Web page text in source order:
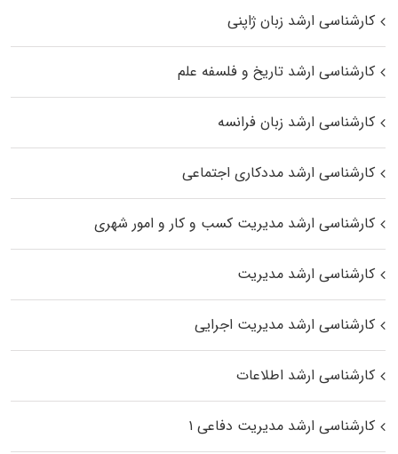
کارشناسی ارشد زبان ژاپنی
کارشناسی ارشد تاریخ و فلسفه علم
کارشناسی ارشد زبان فرانسه
کارشناسی ارشد مددکاری اجتماعی
کارشناسی ارشد مدیریت کسب و کار و امور شهری
کارشناسی ارشد مدیریت
کارشناسی ارشد مدیریت اجرایی
کارشناسی ارشد اطلاعات
کارشناسی ارشد مدیریت دفاعی ۱